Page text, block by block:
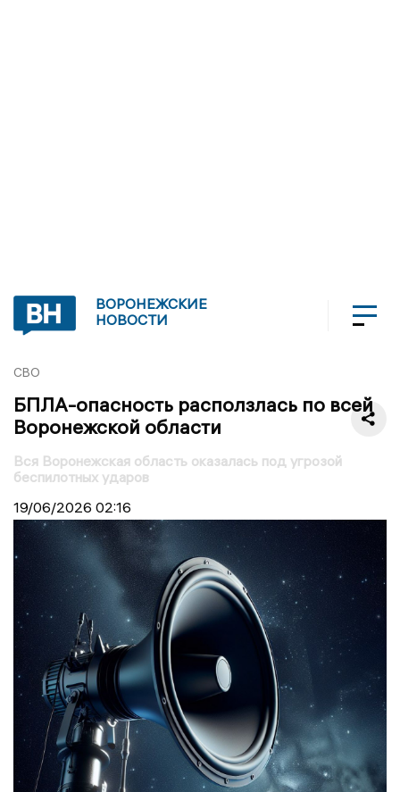
ВОРОНЕЖСКИЕ
НОВОСТИ
СВО
БПЛА-опасность расползлась по всей
Воронежской области
Вся Воронежская область оказалась под угрозой
беспилотных ударов
19/06/2026 02:16